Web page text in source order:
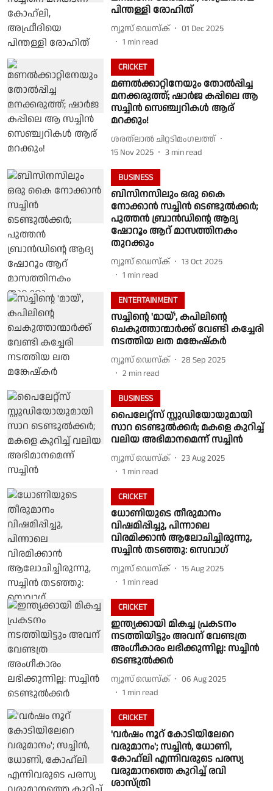
പിന്തള്ളി രോഹിത്
ന്യൂസ് ഡെസ്ക്
01 Dec 2025
1 min read
CRICKET
മണൽക്കാറ്റിനേയും തോൽപ്പിച്ച
മനക്കരുത്ത്; ഷാർജ കപ്പിലെ ആ
സച്ചിൻ സെഞ്ച്വറികൾ ആര്
മറക്കും!
ശരത്‌ലാൽ ചിറ്റടിമംഗലത്ത്
15 Nov 2025
3 min read
BUSINESS
ബിസിനസിലും ഒരു കൈ
നോക്കാൻ സച്ചിൻ ടെണ്ടുൽക്കർ;
പുത്തൻ ബ്രാൻഡിൻ്റെ ആദ്യ
ഷോറൂം ആറ് മാസത്തിനകം
തുറക്കും
ന്യൂസ് ഡെസ്ക്
13 Oct 2025
1 min read
ENTERTAINMENT
സച്ചിന്റെ 'മായ്', കപിലിന്റെ
ചെകുത്താന്മാർക്ക് വേണ്ടി കച്ചേരി
നടത്തിയ ലത മങ്കേഷ്കർ
ന്യൂസ് ഡെസ്ക്
28 Sep 2025
2 min read
BUSINESS
പൈലേറ്റ്സ് സ്റ്റുഡിയോയുമായി
സാറ ടെണ്ടുൽക്കർ; മകളെ കുറിച്ച്
വലിയ അഭിമാനമെന്ന് സച്ചിൻ
ന്യൂസ് ഡെസ്ക്
23 Aug 2025
1 min read
CRICKET
ധോണിയുടെ തീരുമാനം
വിഷമിപ്പിച്ചു, പിന്നാലെ
വിരമിക്കാന്‍ ആലോചിച്ചിരുന്നു,
സച്ചിൻ തടഞ്ഞു: സെവാഗ്
ന്യൂസ് ഡെസ്ക്
15 Aug 2025
1 min read
CRICKET
ഇന്ത്യക്കായി മികച്ച പ്രകടനം
നടത്തിയിട്ടും അവന് വേണ്ടത്ര
അംഗീകാരം ലഭിക്കുന്നില്ല: സച്ചിൻ
ടെണ്ടുൽക്കർ
ന്യൂസ് ഡെസ്ക്
06 Aug 2025
1 min read
CRICKET
'വര്‍ഷം നൂറ് കോടിയിലേറെ
വരുമാനം'; സച്ചിന്‍, ധോണി,
കോഹ്ലി എന്നിവരുടെ പരസ്യ
വരുമാനത്തെ കുറിച്ച് രവി
ശാസ്ത്രി